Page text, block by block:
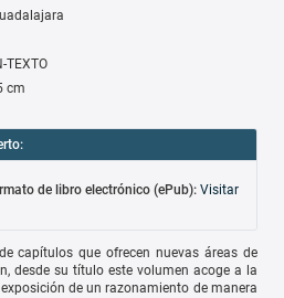
TEXTO
cm
de libro electrónico (ePub): Visitar
capítulos que ofrecen nuevas áreas de
desde su título este volumen acoge a la
de un razonamiento de manera